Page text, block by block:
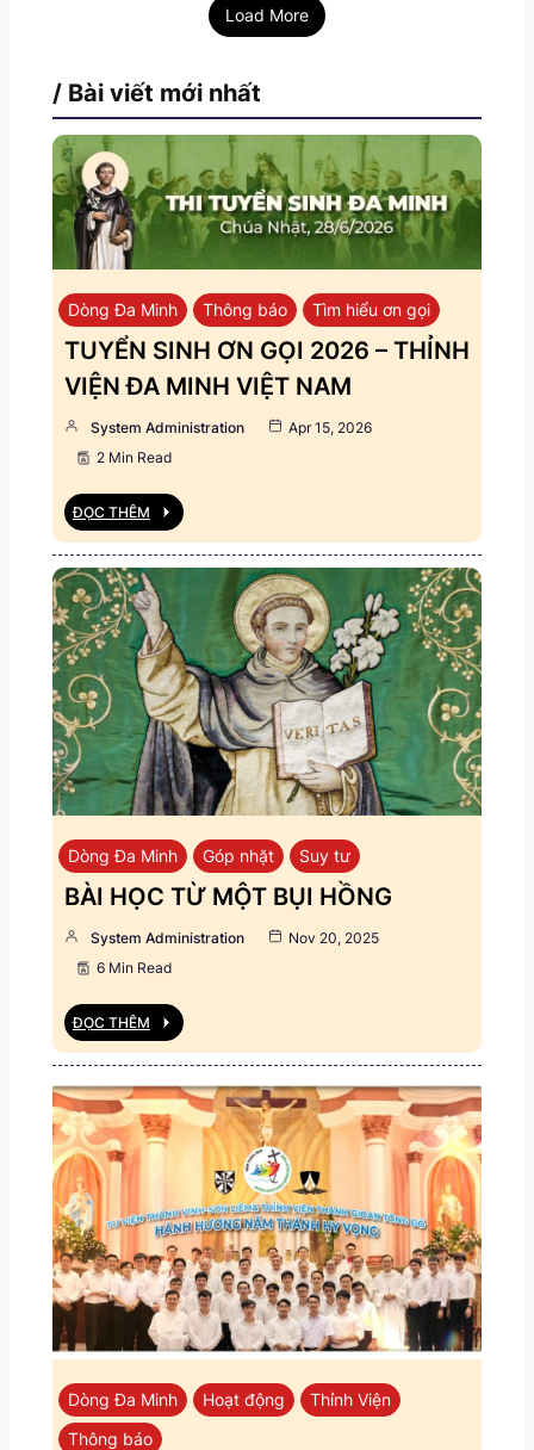
Load More
/ Bài viết mới nhất
Dòng Đa Minh Thông báo Tìm hiểu ơn gọi
TUYỂN SINH ƠN GỌI 2026 – THỈNH
VIỆN ĐA MINH VIỆT NAM
System Administration
Apr 15, 2026
2 Min Read
ĐỌC THÊM
Dòng Đa Minh Góp nhặt Suy tư
BÀI HỌC TỪ MỘT BỤI HỒNG
System Administration
Nov 20, 2025
6 Min Read
ĐỌC THÊM
Dòng Đa Minh Hoạt động
Thỉnh Viện
Thông báo